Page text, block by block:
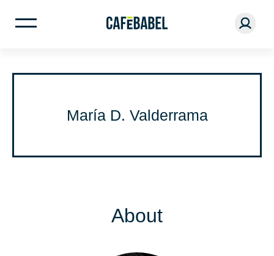
María D. Valderrama
About